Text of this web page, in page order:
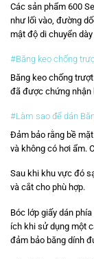
Các sản phẩm 600
như lối vào, đường
mật độ di chuyển
#Băng keo chống
Băng keo chống
đã được chứng nhận
#Làm sao để dán
Đảm bảo rằng bề
và không có hơi ẩm.
Sau khi khu vực đó
và cắt cho phù hợp.
Bóc lớp giấy dán
ích khi sử dụng một
đảm bảo băng dính